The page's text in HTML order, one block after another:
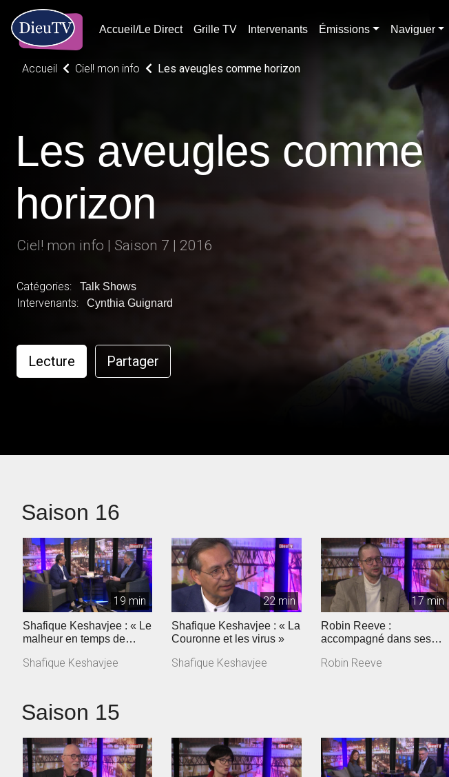
Accueil/Le Direct Grille TV Intervenants Émissions Naviguer
Accueil Ciel! mon info Les aveugles comme horizon
Les aveugles comme
horizon
Ciel! mon info | Saison 7 | 2016
Catégories: Talk Shows
Intervenants: Cynthia Guignard
Lecture Partager
Saison 16
19 min
Shafique Keshavjee : « Le
malheur en temps de
Shafique Keshavjee
22 min
Shafique Keshavjee : « La
Couronne et les virus »
Shafique Keshavjee
17 min
Robin Reeve :
accompagné dans ses
Robin Reeve
Saison 15